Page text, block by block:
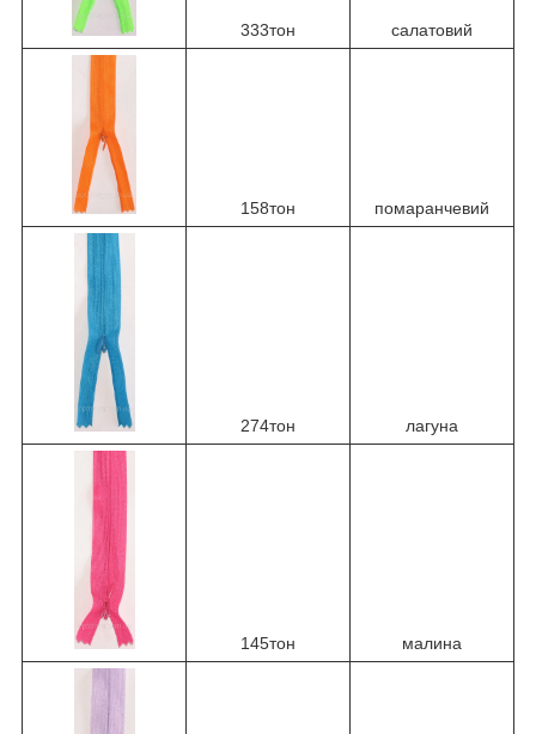
333тон салатовий
158тон помаранчевий
274тон лагуна
145тон малина